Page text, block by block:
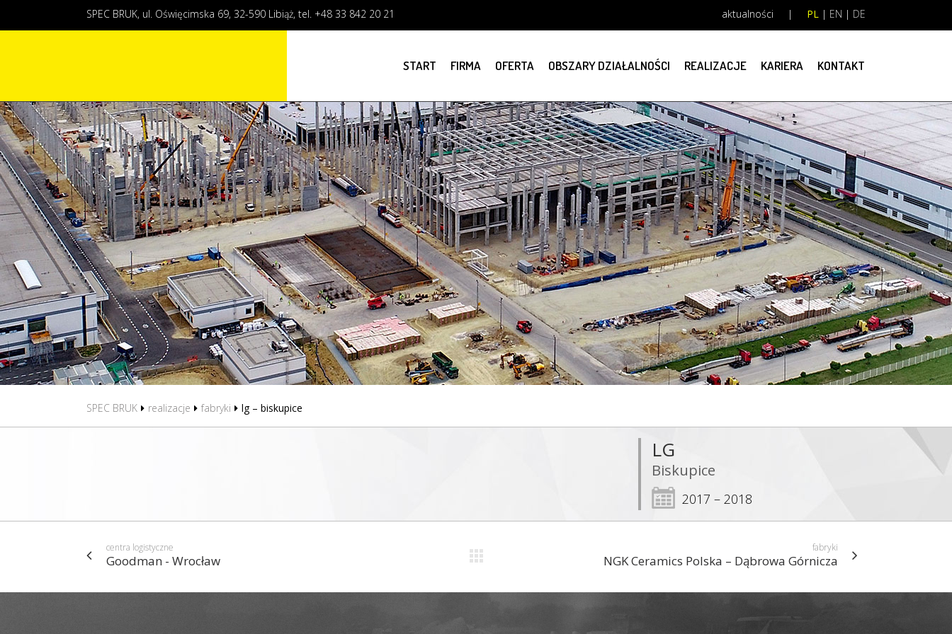
SPEC BRUK, ul. Oświęcimska 69, 32-590 Libiąż, tel. +48 33 842 20 21 aktualności | PL | EN | DE
START FIRMA OFERTA OBSZARY DZIAŁALNOŚCI REALIZACJE KARIERA KONTAKT
SPEC BRUK realizacje fabryki lg – biskupice
LG
Biskupice
2017 – 2018
centra logistyczne
Goodman - Wrocław
fabryki
NGK Ceramics Polska – Dąbrowa Górnicza